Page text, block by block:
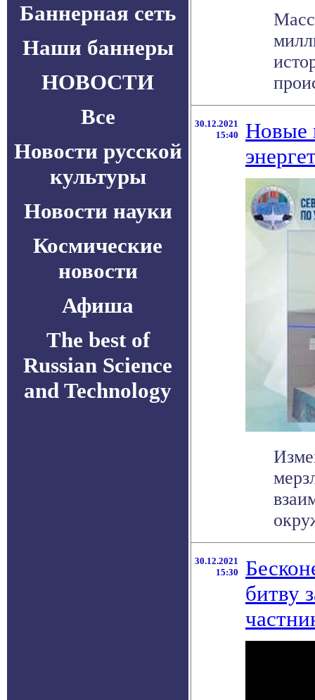
Баннерная сеть
Наши баннеры
НОВОСТИ
Все
Новости русской
культуры
Новости науки
Космические
новости
Афиша
The best of
Russian Science
and Technology
30.12.2021
15:40
Новые
30.12.2021
15:30
битву